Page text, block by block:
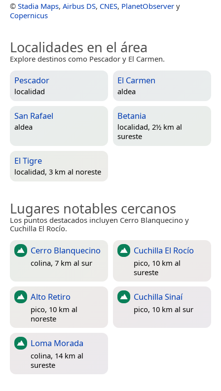
© Stadia Maps, Airbus DS, CNES, PlanetObserver y
Copernicus
Localidades en el área
Explore destinos como Pescador y El Carmen.
Pescador
localidad
El Carmen
aldea
San Rafael
aldea
Betania
localidad, 2½ km al
sureste
El Tigre
localidad, 3 km al noreste
Lugares notables cercanos
Los puntos destacados incluyen Cerro Blanquecino y
Cuchilla El Rocío.
Cerro Blanquecino
colina, 7 km al sur
Cuchilla El Rocío
pico, 10 km al
sureste
Alto Retiro
pico, 10 km al
noreste
Cuchilla Sinaí
pico, 10 km al sur
Loma Morada
colina, 14 km al
sureste